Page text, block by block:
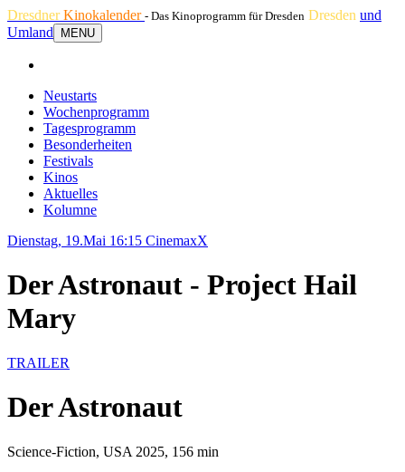
DresdnerKinokalender - Das Kinoprogramm für Dresden Dresden und
Umland
MENU
Neustarts
Wochenprogramm
Tagesprogramm
Besonderheiten
Festivals
Kinos
Aktuelles
Kolumne
Dienstag, 19.Mai 16:15 CinemaxX
Der Astronaut - Project Hail
Mary
TRAILER
Der Astronaut
Science-Fiction, USA 2025, 156 min